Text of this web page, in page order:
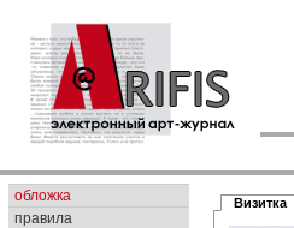
обложка
правила
Визитка